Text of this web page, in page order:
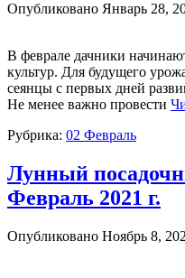
Опубликовано Январь 28,
В феврале дачники
культур. Для будущего
сеянцы с первых дней
Не менее важно провести
Рубрика: 02 Февраль
Лунный
Февраль 2021 г.
Опубликовано Ноябрь 8,